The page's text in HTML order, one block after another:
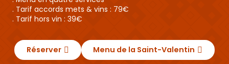
. Tarif accords mets & vins : 79€
. Tarif hors vin : 39€
Réserver Menu de la Saint-Valentin